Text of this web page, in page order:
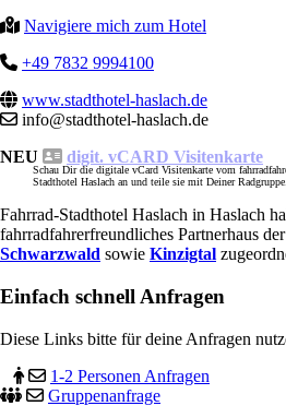
Navigiere mich zum Hotel
+49 7832 9994100
www.stadthotel-haslach.de
info@stadthotel-haslach.de
NEU
digit. vCARD Visitenkarte
Schau Dir die digitale vCard Visitenkarte vom
Stadthotel Haslach an und teile sie mit Deiner Radgruppe.
Fahrrad-Stadthotel Haslach in Haslach
fahrradfahrerfreundliches Partnerhaus
Schwarzwald sowie Kinzigtal
Einfach schnell Anfragen
Diese Links bitte für deine Anfragen
1-2 Personen Anfragen
Gruppenanfrage